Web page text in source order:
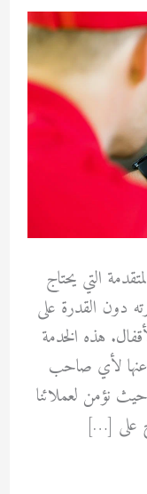
التي يحتاج
دون القدرة على
هذه الخدمة
عنها لأي صاحب
نؤمن لعملائنا
على […]